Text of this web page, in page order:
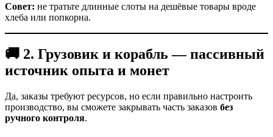
Совет: не тратьте длинные слоты на дешёвые товары вроде
хлеба или попкорна.
🚚 2. Грузовик и корабль — пассивный
источник опыта и монет
Да, заказы требуют ресурсов, но если правильно настроить
производство, вы сможете закрывать часть заказов без
ручного контроля.